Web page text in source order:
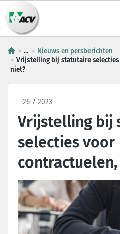
...
Nieuws en persberichten
Vrijstelling bij statutaire
niet?
26-7-2023
Vrijstelling bij
selecties voor